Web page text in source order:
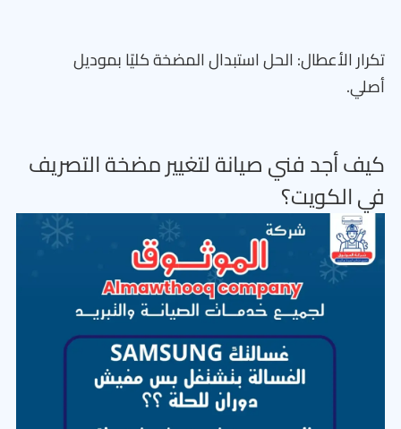
تكرار الأعطال: الحل استبدال المضخة كليًا بموديل
أصلي.
كيف أجد فني صيانة لتغيير مضخة التصريف
في الكويت؟